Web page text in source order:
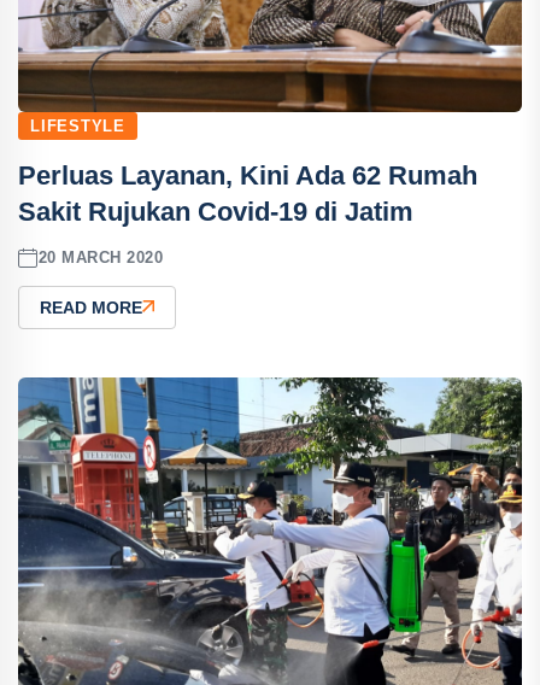
LIFESTYLE
Perluas Layanan, Kini Ada 62 Rumah
Sakit Rujukan Covid-19 di Jatim
20 MARCH 2020
READ MORE